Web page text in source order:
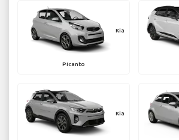
Kia
Picanto
Kia